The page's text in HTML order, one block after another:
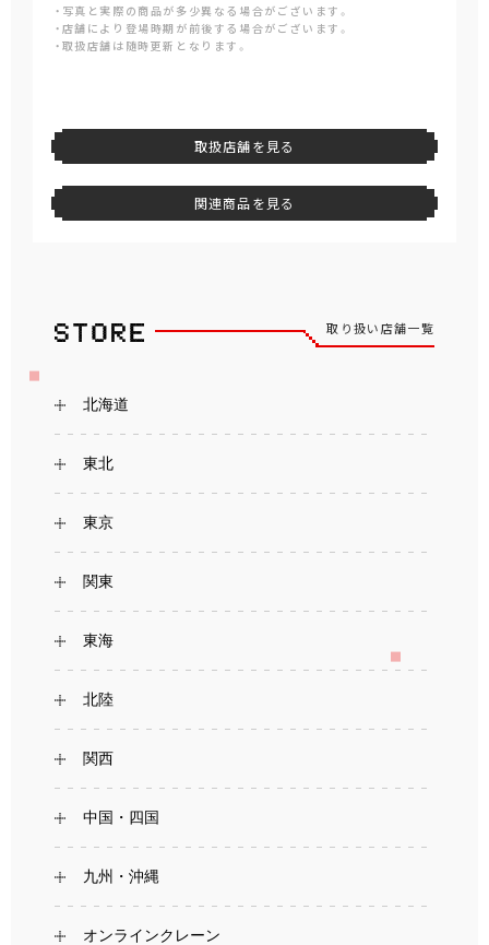
・写真と実際の商品が多少異なる場合がございます。
・店舗により登場時期が前後する場合がございます。
・取扱店舗は随時更新となります。
取扱店舗を見る
関連商品を見る
取り扱い店舗一覧
北海道
東北
東京
関東
東海
北陸
関西
中国・四国
九州・沖縄
オンラインクレーン